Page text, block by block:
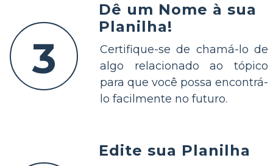
3
Dê um Nome à sua
Planilha!
Certifique-se de chamá-lo de
algo relacionado ao tópico
para que você possa encontrá-
lo facilmente no futuro.
Edite sua Planilha